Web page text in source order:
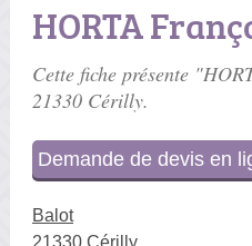
HORTA
Cette fiche présente
21330 Cérilly.
Demande de devis en
Balot
21330 Cérilly